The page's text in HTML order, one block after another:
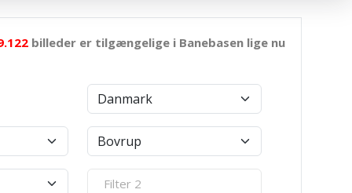
billeder er tilgængelige i Banebasen lige nu